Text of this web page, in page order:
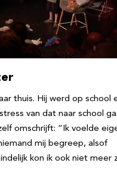
thuis. Hij werd op school
van dat naar school
omschrijft: “Ik voelde
mij begreep, alsof
kon ik ook niet meer